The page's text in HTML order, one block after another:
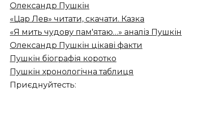
Олександр Пушкін
«Цар Лев» читати, скачати. Казка
«Я мить чудову пам'ятаю…» аналіз Пушкін
Олександр Пушкін цікаві факти
Пушкін біографія коротко
Пушкін хронологічна таблиця
Приєднуйтесть: